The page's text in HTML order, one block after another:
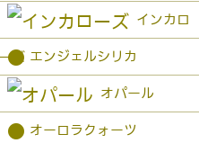
インカロ
ーズ
● エンジェルシリカ
オパール
● オーロラクォーツ